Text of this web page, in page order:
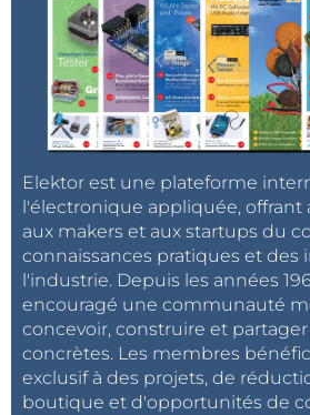
Elektor est une plateforme
l'électronique appliquée, offrant
aux makers et aux startups du
connaissances pratiques et des
l'industrie. Depuis les années
encouragé une communauté
concevoir, construire et
concrètes. Les membres
exclusif à des projets, de
boutique et d'opportunités de